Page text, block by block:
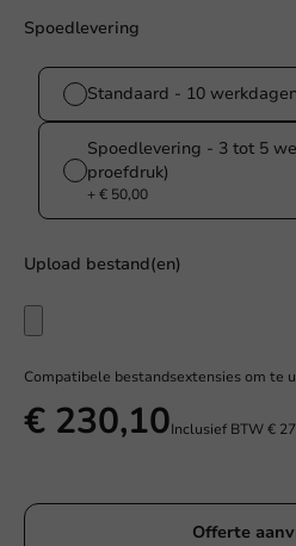
Spoedlevering
Standaard - 10 werkdagen
Spoedlevering - 3 tot 5
proefdruk)
+ € 50,00
Upload bestand(en)
Compatibele bestandsextensies om te
€ 230,10Inclusief BTW€
Offerte